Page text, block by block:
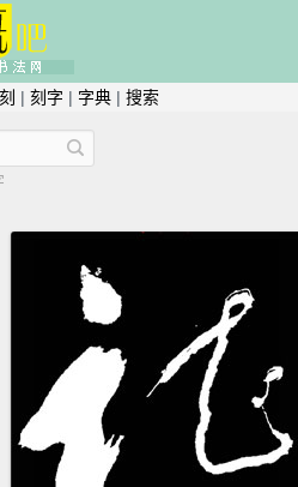
| 刻字 | 字典 | 搜索